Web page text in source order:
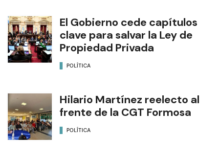
El Gobierno cede capítulos
clave para salvar la Ley de
Propiedad Privada
POLÍTICA
Hilario Martínez reelecto al
frente de la CGT Formosa
POLÍTICA